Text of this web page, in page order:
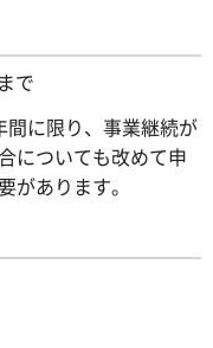
まで
に限り、事業継続が
についても改めて申
があります。